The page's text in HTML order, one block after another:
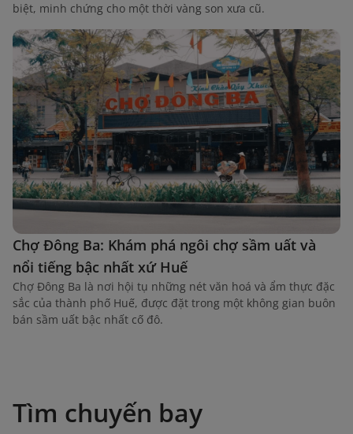
biệt, minh chứng cho một thời vàng son xưa cũ.
Chợ Đông Ba: Khám phá ngôi chợ sầm uất và
nổi tiếng bậc nhất xứ Huế
Chợ Đông Ba là nơi hội tụ những nét văn hoá và ẩm thực đặc
sắc của thành phố Huế, được đặt trong một không gian buôn
bán sầm uất bậc nhất cố đô.
Tìm chuyến bay